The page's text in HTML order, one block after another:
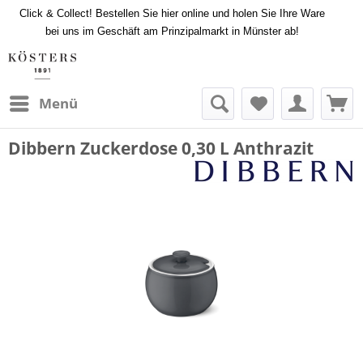
Click & Collect! Bestellen Sie hier online und holen Sie Ihre Ware
bei uns im Geschäft am Prinzipalmarkt in Münster ab!
Menü
Dibbern Zuckerdose 0,30 L Anthrazit